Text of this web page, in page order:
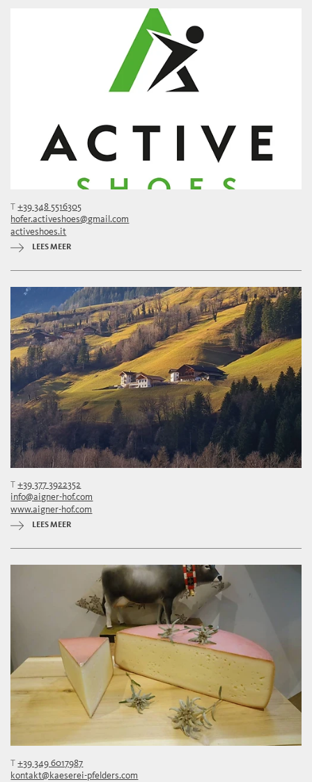
T+39 348 5516305
hofer.activeshoes@gmail.com
activeshoes.it
LEES MEER
T+39 377 3922352
info@aigner-hof.com
www.aigner-hof.com
LEES MEER
T+39 349 6017987
kontakt@kaeserei-pfelders.com